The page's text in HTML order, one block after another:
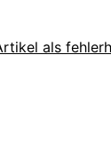
als